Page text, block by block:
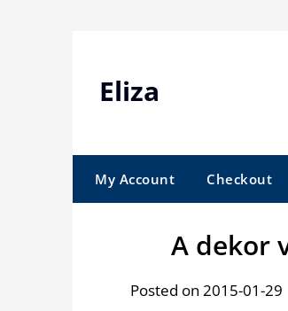
Eliza
My Account Checkout
A dekor
Posted on 2015-01-29